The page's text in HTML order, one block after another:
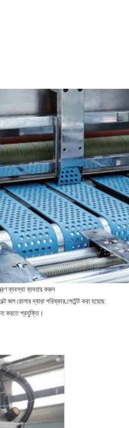
ব্যবস্থা ব্যবহার করুন
জল রোলার দ্বারা পরিষ্কার;পেটেন্ট করা হয়েছে
করতে প্রযুক্তি।